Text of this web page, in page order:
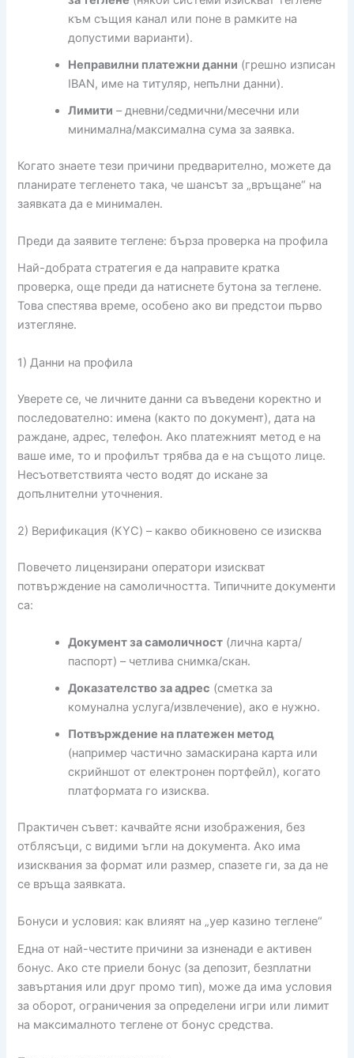
към същия канал или поне в рамките на
допустими варианти).
Неправилни платежни данни (грешно изписан
IBAN, име на титуляр, непълни данни).
Лимити – дневни/седмични/месечни или
минимална/максимална сума за заявка.
Когато знаете тези причини предварително, можете да
планирате тегленето така, че шансът за „връщане“ на
заявката да е минимален.
Преди да заявите теглене: бърза проверка на профила
Най-добрата стратегия е да направите кратка
проверка, още преди да натиснете бутона за теглене.
Това спестява време, особено ако ви предстои първо
изтегляне.
1) Данни на профила
Уверете се, че личните данни са въведени коректно и
последователно: имена (както по документ), дата на
раждане, адрес, телефон. Ако платежният метод е на
ваше име, то и профилът трябва да е на същото лице.
Несъответствията често водят до искане за
допълнителни уточнения.
2) Верификация (KYC) – какво обикновено се изисква
Повечето лицензирани оператори изискват
потвърждение на самоличността. Типичните документи
са:
Документ за самоличност (лична карта/
паспорт) – четлива снимка/скан.
Доказателство за адрес (сметка за
комунална услуга/извлечение), ако е нужно.
Потвърждение на платежен метод
(например частично замаскирана карта или
скрийншот от електронен портфейл), когато
платформата го изисква.
Практичен съвет: качвайте ясни изображения, без
отблясъци, с видими ъгли на документа. Ако има
изисквания за формат или размер, спазете ги, за да не
се връща заявката.
Бонуси и условия: как влияят на „yep казино теглене“
Една от най-честите причини за изненади е активен
бонус. Ако сте приели бонус (за депозит, безплатни
завъртания или друг промо тип), може да има условия
за оборот, ограничения за определени игри или лимит
на максималното теглене от бонус средства.